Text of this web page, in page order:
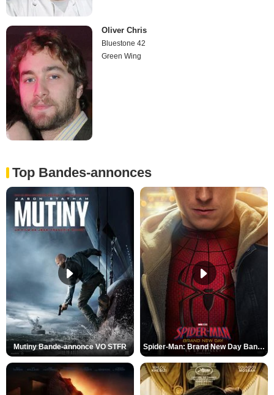
Oliver Chris
Bluestone 42
Green Wing
Top Bandes-annonces
Mutiny Bande-annonce VO STFR Spider-Man: Brand New Day Bande-annonce VO STFR